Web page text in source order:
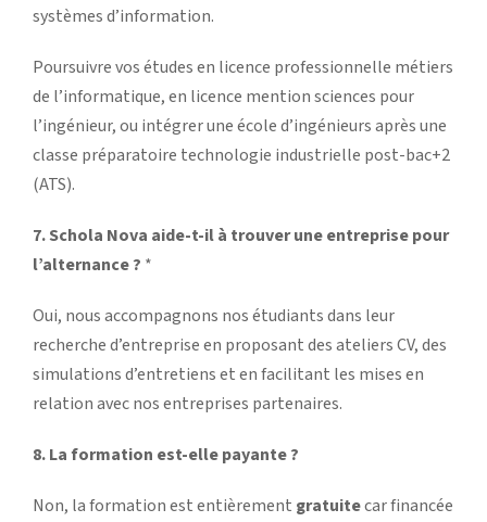
systèmes d’information.
Poursuivre vos études en licence professionnelle métiers
de l’informatique, en licence mention sciences pour
l’ingénieur, ou intégrer une école d’ingénieurs après une
classe préparatoire technologie industrielle post-bac+2
(ATS).
7. Schola Nova aide-t-il à trouver une entreprise pour
l’alternance ? *
Oui, nous accompagnons nos étudiants dans leur
recherche d’entreprise en proposant des ateliers CV, des
simulations d’entretiens et en facilitant les mises en
relation avec nos entreprises partenaires.
8. La formation est-elle payante ?
Non, la formation est entièrement gratuitecar financée